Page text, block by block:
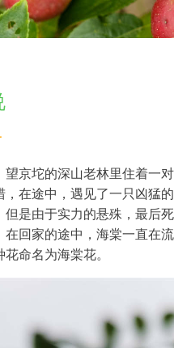
望京坨的深山老林里住着一
，在途中，遇见了一只凶猛
但是由于实力的悬殊，最后
在回家的途中，海棠一直在
命名为海棠花。